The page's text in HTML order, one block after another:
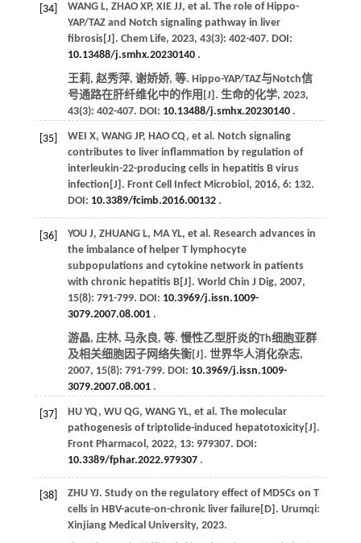
[34] WANG L, ZHAO XP, XIE JJ, et al. The role of Hippo-
YAP/TAZ and Notch signaling pathway in liver
fibrosis[J]. Chem Life, 2023, 43(3): 402-407. DOI:
10.13488/j.smhx.20230140.
王莉, 赵秀萍, 谢娇娇, 等. Hippo-YAP/TAZ与Notch信
号通路在肝纤维化中的作用[J]. 生命的化学, 2023,
43(3): 402-407. DOI: 10.13488/j.smhx.20230140.
[35] WEI X, WANG JP, HAO CQ, et al. Notch signaling
contributes to liver inflammation by regulation of
interleukin-22-producing cells in hepatitis B virus
infection[J]. Front Cell Infect Microbiol, 2016, 6: 132.
DOI: 10.3389/fcimb.2016.00132.
[36] YOU J, ZHUANG L, MA YL, et al. Research advances in
the imbalance of helper T lymphocyte
subpopulations and cytokine network in patients
with chronic hepatitis B[J]. World Chin J Dig, 2007,
15(8): 791-799. DOI: 10.3969/j.issn.1009-
3079.2007.08.001.
游晶, 庄林, 马永良, 等. 慢性乙型肝炎的Th细胞亚群
及相关细胞因子网络失衡[J]. 世界华人消化杂志,
2007, 15(8): 791-799. DOI: 10.3969/j.issn.1009-
3079.2007.08.001.
[37] HU YQ, WU QG, WANG YL, et al. The molecular
pathogenesis of triptolide-induced hepatotoxicity[J].
Front Pharmacol, 2022, 13: 979307. DOI:
10.3389/fphar.2022.979307.
[38] ZHU YJ. Study on the regulatory effect of MDSCs on T
cells in HBV-acute-on-chronic liver failure[D]. Urumqi:
Xinjiang Medical University, 2023.